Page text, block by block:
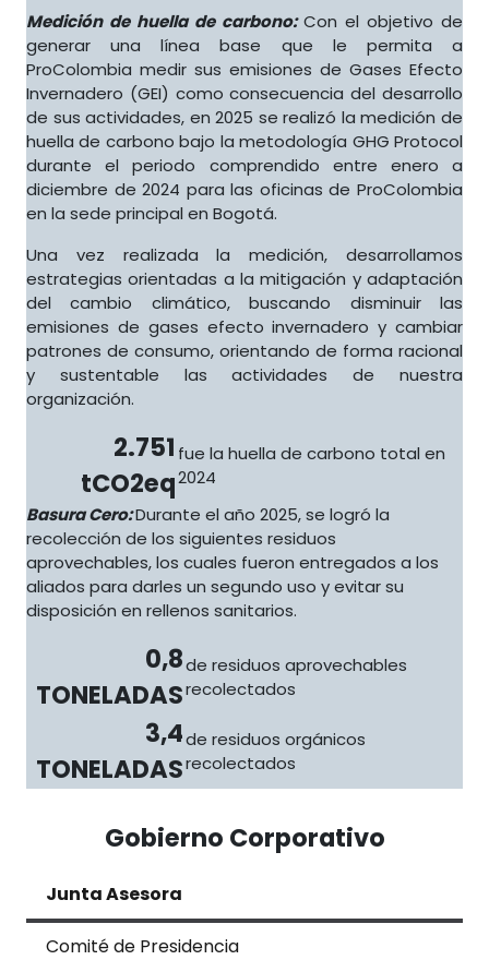
Medición de huella de carbono:Con el objetivo de
generar una línea base que le permita a
ProColombia medir sus emisiones de Gases Efecto
Invernadero (GEI) como consecuencia del desarrollo
de sus actividades, en 2025 se realizó la medición de
huella de carbono bajo la metodología GHG Protocol
durante el periodo comprendido entre enero a
diciembre de 2024 para las oficinas de ProColombia
en la sede principal en Bogotá.
Una vez realizada la medición, desarrollamos
estrategias orientadas a la mitigación y adaptación
del cambio climático, buscando disminuir las
emisiones de gases efecto invernadero y cambiar
patrones de consumo, orientando de forma racional
y sustentable las actividades de nuestra
organización.
2.751
tCO2eq
fue la huella de carbono total en
2024
Basura Cero:Durante el año 2025, se logró la
recolección de los siguientes residuos
aprovechables, los cuales fueron entregados a los
aliados para darles un segundo uso y evitar su
disposición en rellenos sanitarios.
0,8
TONELADAS
de residuos aprovechables
recolectados
3,4
TONELADAS
de residuos orgánicos
recolectados
Gobierno Corporativo
Junta Asesora
Comité de Presidencia